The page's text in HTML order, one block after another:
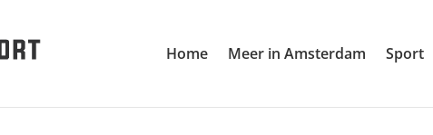
Home Meer in Amsterdam Sport